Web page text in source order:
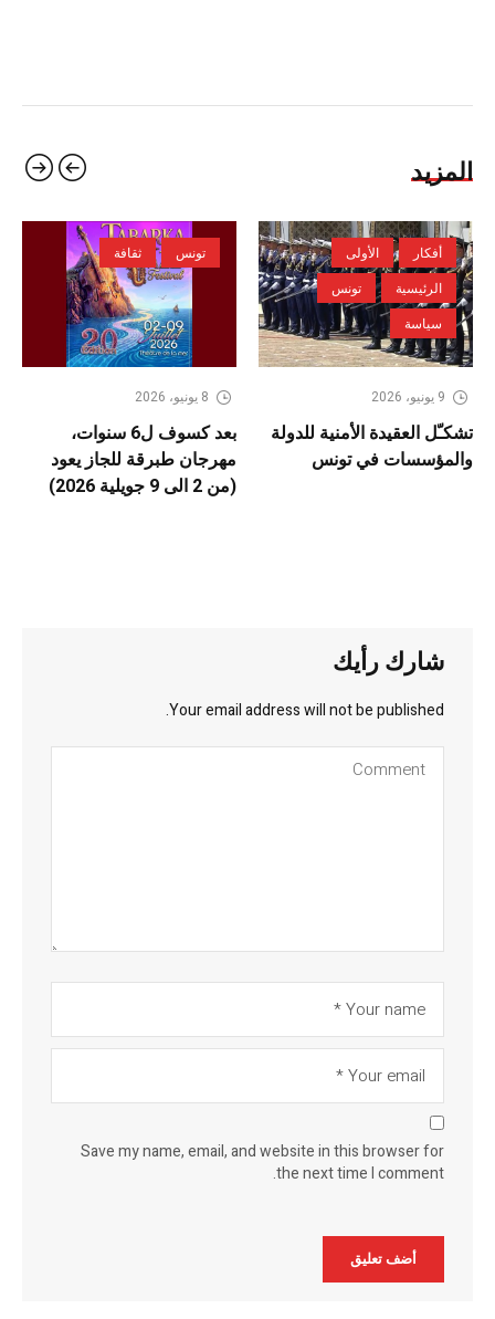
المزيد
أفكار
الأولى
الرئيسية
تونس
سياسة
9 يونيو، 2026
تشكـّل العقيدة الأمنية للدولة
والمؤسسات في تونس
تونس ثقافة
8 يونيو، 2026
بعد كسوف ل6 سنوات،
مهرجان طبرقة للجاز يعود
(من 2 الى 9 جويلية 2026)
شارك رأيك
Your email address will not be published.
Save my name, email, and website in this browser for
the next time I comment.